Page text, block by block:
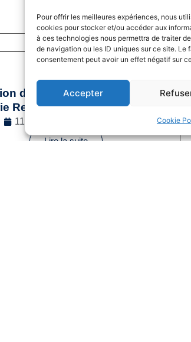
Pour offrir les meilleures expériences, nous
cookies pour stocker et/ou accéder aux
à ces technologies nous permettra de traiter
de navigation ou les ID uniques sur ce site. Le
consentement peut avoir un effet négatif sur
Accepter
Cookie
des sportifs dans la
Reconversion
11/12/2024
Lire la suite